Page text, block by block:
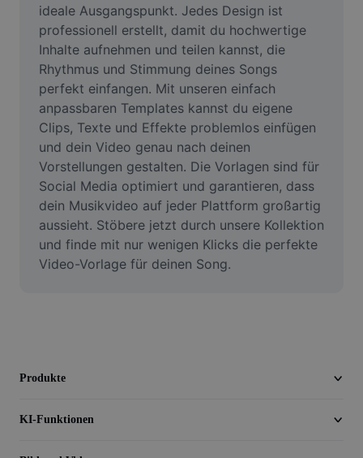
AI Inpainting
Face Cutout
Video
Videohintergrund entfernen
Qualität verbessern
Videoeditor
Video zuschneiden
Untertitel zu Videos hinzufügen
ideale Ausgangspunkt. Jedes Design ist
professionell erstellt, damit du hochwertige
Inhalte aufnehmen und teilen kannst, die
Rhythmus und Stimmung deines Songs
perfekt einfangen. Mit unseren einfach
anpassbaren Templates kannst du eigene
Clips, Texte und Effekte problemlos einfügen
und dein Video genau nach deinen
Vorstellungen gestalten. Die Vorlagen sind für
Social Media optimiert und garantieren, dass
dein Musikvideo auf jeder Plattform großartig
aussieht. Stöbere jetzt durch unsere Kollektion
und finde mit nur wenigen Klicks die perfekte
Video-Vorlage für deinen Song.
Produkte
KI-Funktionen